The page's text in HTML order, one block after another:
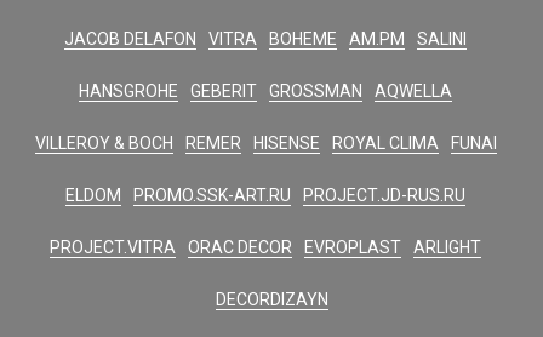
JACOB DELAFON VITRA BOHEME AM.PM SALINI
HANSGROHE GEBERIT GROSSMAN AQWELLA
VILLEROY & BOCH REMER HISENSE ROYAL CLIMA FUNAI
ELDOM PROMO.SSK-ART.RU PROJECT.JD-RUS.RU
PROJECT.VITRA ORAC DECOR EVROPLAST ARLIGHT
DECORDIZAYN